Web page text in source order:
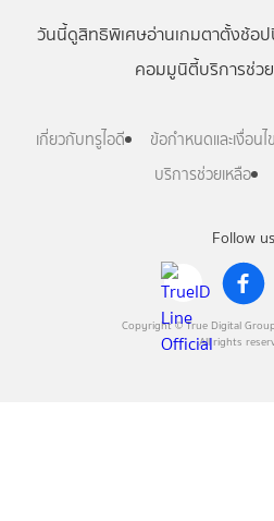
Follow us
Copyright © True Digital
All rights
วันนี้ดูสิทธิพิเศษอ่านเกมตาตั้งช้อ
คอมมูนิตี้บริการช่ว
เกี่ยวกับทรูไอดี ข้อกำหนดและเงื่อนไข
บริการช่วยเหลือ